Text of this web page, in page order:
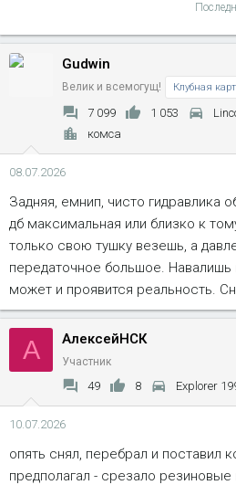
Gudwin
Велик и всемогущ! Клубная
7 099 1 053
комса
08.07.2026
Задняя, емнип, чисто гидравлика
дб максимальная или близко к
только свою тушку везешь, а
передаточное большое. Навалишь
может и проявится реальность.
А АлексейНСК
Участник
49 8 Explorer
10.07.2026
опять снял, перебрал и поставил
предполагал - срезало